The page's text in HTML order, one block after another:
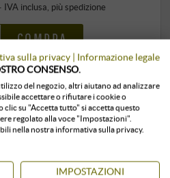
· IVA inclusa , più spedizione
COMPRA
subito disponibile
sulla privacy | Informazione legale
CONSENSO.
del negozio, altri aiutano ad analizzare
accettare o rifiutare i cookie o
su "Accetta tutto" si accetta questo
regolato alla voce "Impostazioni".
nella nostra informativa sulla privacy.
IMPOSTAZIONI